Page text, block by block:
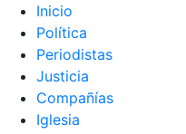
Inicio
Política
Periodistas
Justicia
Compañías
Iglesia